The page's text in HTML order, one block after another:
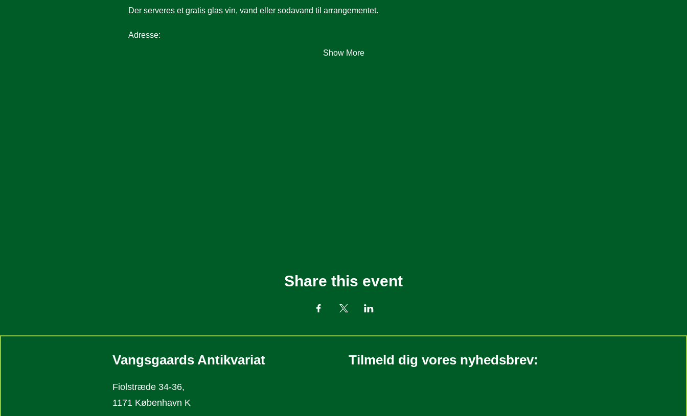
Der serveres et gratis glas vin, vand eller sodavand til arrangementet.
Adresse:
Show More
Share this event
Vangsgaards Antikvariat
Fiolstræde 34-36,
1171 København K
Tilmeld dig vores nyhedsbrev: